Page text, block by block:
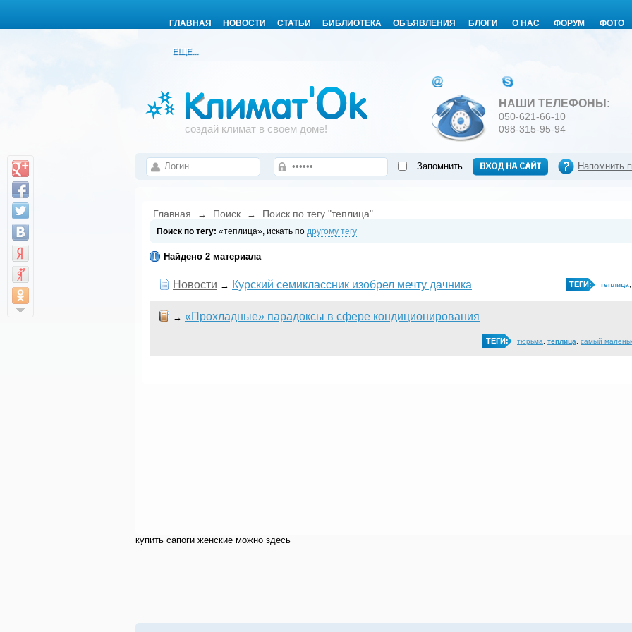
ГЛАВНАЯ НОВОСТИ СТАТЬИ БИБЛИОТЕКА ОБЪЯВЛЕНИЯ БЛОГИ О НАС ФОРУМ ФОТО
ЕЩЕ...
создай климат в своем доме!
НАШИ ТЕЛЕФОНЫ:
050-621-66-10
098-315-95-94
Запомнить Напомнить
Главная → Поиск → Поиск по тегу "теплица"
Поиск по тегу: «теплица», искать по другому тегу
Найдено 2 материала
Новости → Курский семиклассник изобрел мечту дачника ТЕГИ: теплица
→ «Прохладные» парадоксы в сфере кондиционирования
ТЕГИ: тюрьма теплица самый
купить cапоги женские можно здесь